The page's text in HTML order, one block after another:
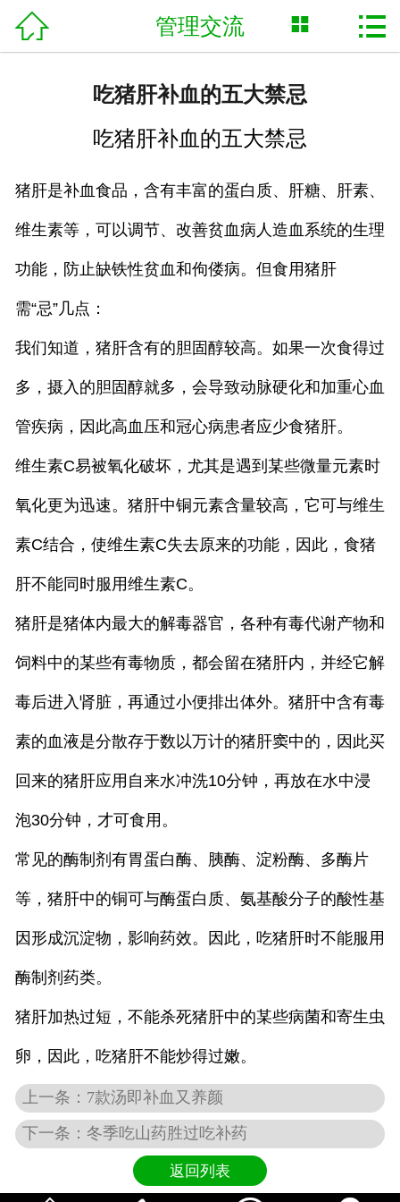
网站首页
联系我们
English
 管理交流  
吃猪肝补血的五大禁忌
吃猪肝补血的五大禁忌
猪肝是补血食品，含有丰富的蛋白 质、 肝糖、肝素、
维生素等，可以调节、改善贫血病人造血系统的生理
功能，防止缺铁性贫血和佝偻病。但食用猪肝
需“忌”几点：
我们知道，猪肝含有的胆固醇较高。如果一次食得过
多，摄入的胆固醇就多，会导致动脉硬化和加重心血
管疾病，因此高血压和冠心病患者应少食猪肝。
维生素C易被氧化破坏，尤其是遇到某些微量元素时
氧化更为迅速。猪肝中铜元素含量较高，它可与维生
素C结合，使维生素C失去原来的功能，因此，食猪
肝不能同时服用维生素C。
猪肝是猪体内最大的解毒器官，各种有毒代谢产物和
饲料中的某些有毒物质，都会留在猪肝内，并经它解
毒后进入肾脏，再通过小便排出体外。猪肝中含有毒
素的血液是分散存于数以万计的猪肝窦中的，因此买
回来的猪肝应用自来水冲洗10分钟，再放在水中浸
泡30分钟，才可食用。
常见的酶制剂有胃蛋白酶、胰酶、 淀粉酶、多酶片
等，猪肝中的铜可与酶蛋白质、氨基酸分子的酸性基
因形成沉淀物，影响药效。因此，吃猪肝时不能服用
酶制剂药类。
猪肝加热过短，不能杀死猪肝中的某些病菌和寄生虫
卵，因此，吃猪肝不能炒得过嫩。
上一条：7款汤即补血又养颜
下一条：冬季吃山药胜过吃补药
返回列表